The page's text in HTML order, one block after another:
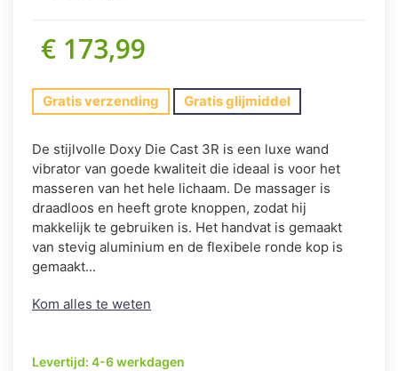
€ 173,99
Gratis verzending Gratis glijmiddel
De stijlvolle Doxy Die Cast 3R is een luxe wand
vibrator van goede kwaliteit die ideaal is voor het
masseren van het hele lichaam. De massager is
draadloos en heeft grote knoppen, zodat hij
makkelijk te gebruiken is. Het handvat is gemaakt
van stevig aluminium en de flexibele ronde kop is
gemaakt...
Kom alles te weten
Levertijd: 4-6 werkdagen